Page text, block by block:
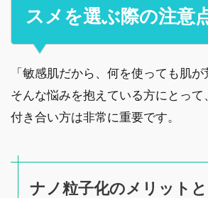
スメを選ぶ際の注意
「敏感肌だから、何を使っても肌が
そんな悩みを抱えている方にとって、
付き合い方は非常に重要です。
ナノ粒子化のメリット